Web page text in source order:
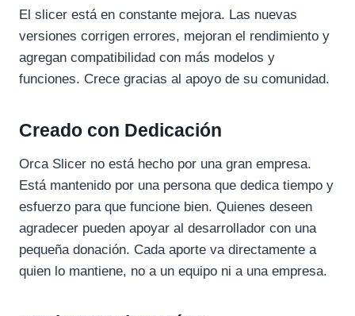
El slicer está en constante mejora. Las nuevas
versiones corrigen errores, mejoran el rendimiento y
agregan compatibilidad con más modelos y
funciones. Crece gracias al apoyo de su comunidad.
Creado con Dedicación
Orca Slicer no está hecho por una gran empresa.
Está mantenido por una persona que dedica tiempo y
esfuerzo para que funcione bien. Quienes deseen
agradecer pueden apoyar al desarrollador con una
pequeña donación. Cada aporte va directamente a
quien lo mantiene, no a un equipo ni a una empresa.